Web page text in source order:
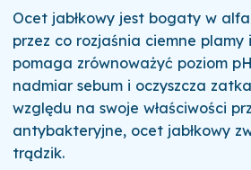
Ocet jabłkowy jest bogaty w
przez co rozjaśnia ciemne plamy
pomaga zrównoważyć poziom
nadmiar sebum i oczyszcza
względu na swoje właściwości
antybakteryjne, ocet jabłkowy
trądzik.